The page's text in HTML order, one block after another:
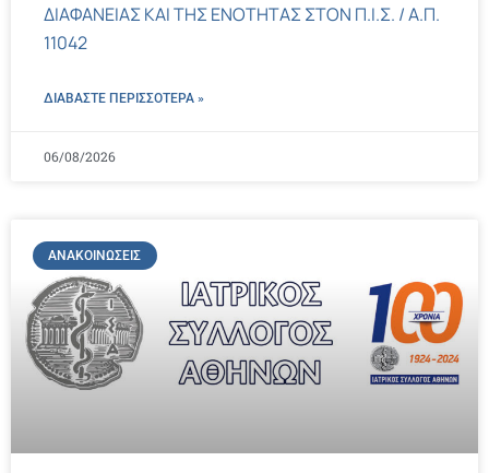
ΔΙΑΦΑΝΕΙΑΣ ΚΑΙ ΤΗΣ ΕΝΟΤΗΤΑΣ ΣΤΟΝ Π.Ι.Σ. / Α.Π.
11042
ΔΙΑΒΑΣΤΕ ΠΕΡΙΣΣΌΤΕΡΑ »
06/08/2026
ΑΝΑΚΟΙΝΏΣΕΙΣ